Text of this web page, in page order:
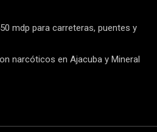
mdp para carreteras, puentes y
narcóticos en Ajacuba y Mineral